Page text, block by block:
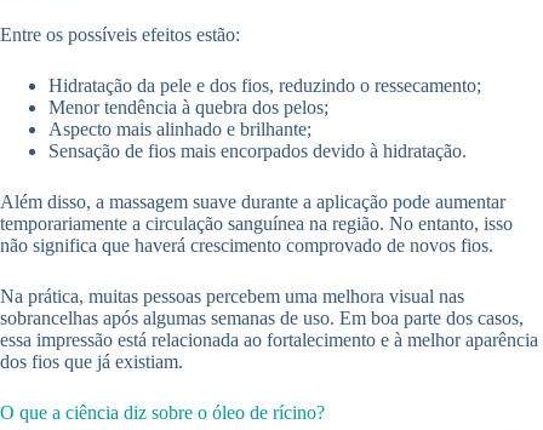
Entre os possíveis efeitos estão:
Hidratação da pele e dos fios, reduzindo o ressecamento;
Menor tendência à quebra dos pelos;
Aspecto mais alinhado e brilhante;
Sensação de fios mais encorpados devido à hidratação.
Além disso, a massagem suave durante a aplicação pode aumentar
temporariamente a circulação sanguínea na região. No entanto, isso
não significa que haverá crescimento comprovado de novos fios.
Na prática, muitas pessoas percebem uma melhora visual nas
sobrancelhas após algumas semanas de uso. Em boa parte dos casos,
essa impressão está relacionada ao fortalecimento e à melhor aparência
dos fios que já existiam.
O que a ciência diz sobre o óleo de rícino?